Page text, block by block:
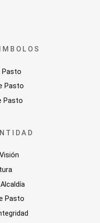
Pasto
Pasto
Pasto
Pasto